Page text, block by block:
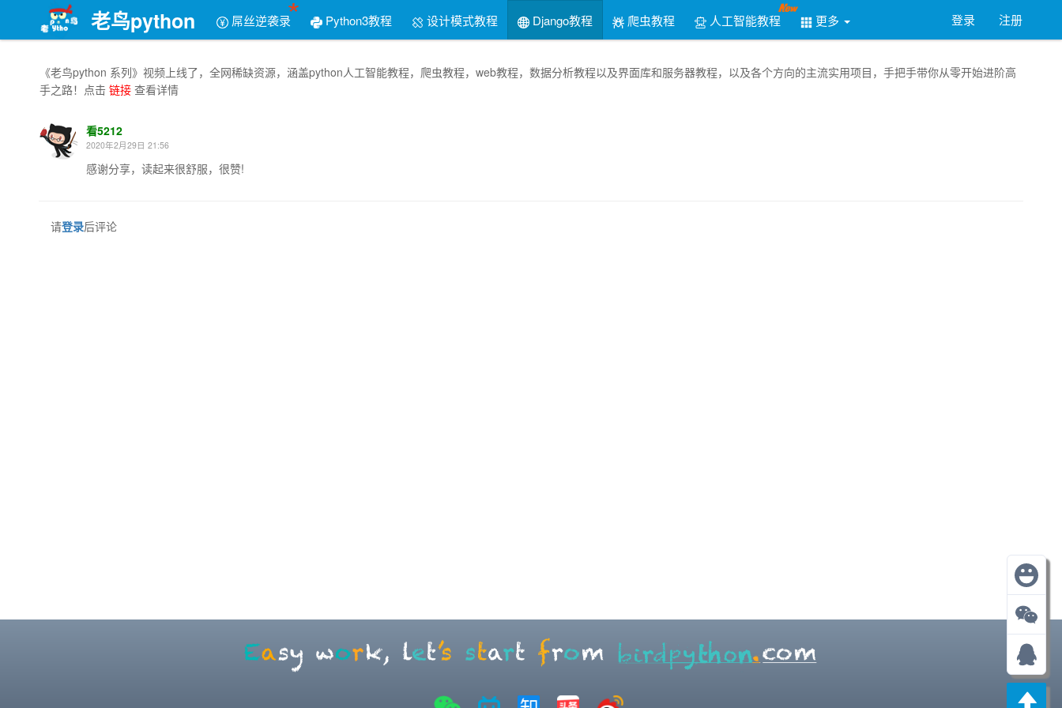
老鸟python 屌丝逆袭录 Python3教程 设计模式教程 Django教程 爬虫教程 人工智能教程 更多 登录 注册
《老鸟python 系列》视频上线了，全网稀缺资源，涵盖python人工智能教程，爬虫教程，web教程，数据分析教程以及界面库和服务器教程，以及各个方向的主流实用项目，手把手带你从零开始进阶高
手之路！点击 链接 查看详情
看5212
2020年2月29日 21:56
感谢分享，读起来很舒服，很赞!
请登录后评论